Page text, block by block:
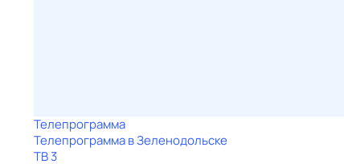
Телепрограмма
Телепрограмма в Зеленодольске
ТВ 3